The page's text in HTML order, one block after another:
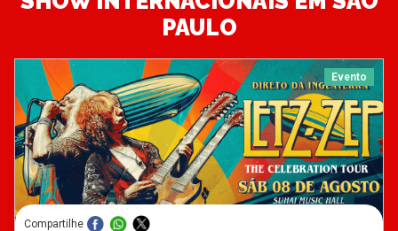
PAULO
Evento
Compartilhe